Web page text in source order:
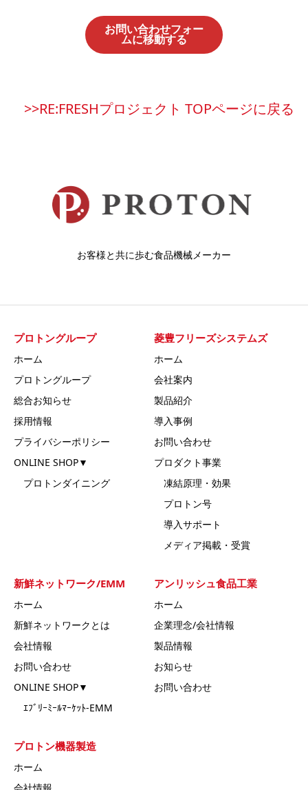
お問い合わせフォー
ムに移動する
>>RE:FRESHプロジェクト TOPページに戻る
お客様と共に歩む食品機械メーカー
プロトングループ
ホーム
プロトングループ
総合お知らせ
採用情報
プライバシーポリシー
ONLINE SHOP▼
プロトンダイニング
菱豊フリーズシステムズ
ホーム
会社案内
製品紹介
導入事例
お問い合わせ
プロダクト事業
凍結原理・効果
プロトン号
導入サポート
メディア掲載・受賞
新鮮ネットワーク/EMM
ホーム
新鮮ネットワークとは
会社情報
お問い合わせ
ONLINE SHOP▼
ｴﾌﾞﾘｰﾐｰﾙﾏｰｹｯﾄ-EMM
アンリッシュ食品工業
ホーム
企業理念/会社情報
製品情報
お知らせ
お問い合わせ
プロトン機器製造
ホーム
会社情報